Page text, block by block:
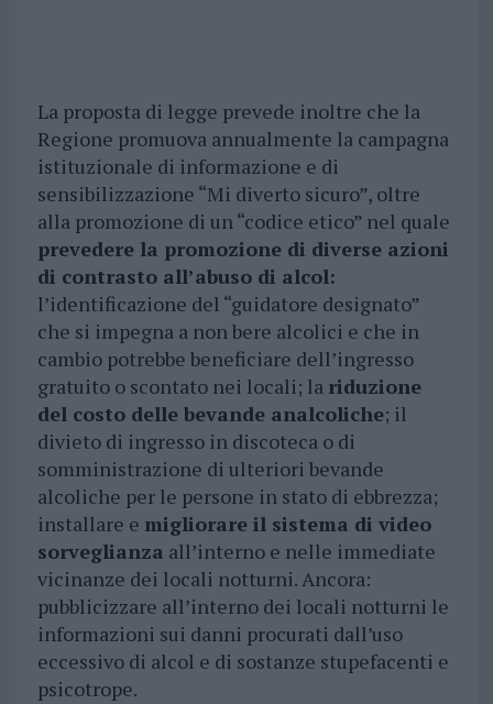
La proposta di legge prevede inoltre che la
Regione promuova annualmente la campagna
istituzionale di informazione e di
sensibilizzazione “Mi diverto sicuro”, oltre
alla promozione di un “codice etico” nel quale
prevedere la promozione di diverse azioni
di contrasto all’abuso di alcol:
l’identificazione del “guidatore designato”
che si impegna a non bere alcolici e che in
cambio potrebbe beneficiare dell’ingresso
gratuito o scontato nei locali; la riduzione
del costo delle bevande analcoliche; il
divieto di ingresso in discoteca o di
somministrazione di ulteriori bevande
alcoliche per le persone in stato di ebbrezza;
installare e migliorare il sistema di video
sorveglianza all’interno e nelle immediate
vicinanze dei locali notturni. Ancora:
pubblicizzare all’interno dei locali notturni le
informazioni sui danni procurati dall’uso
eccessivo di alcol e di sostanze stupefacenti e
psicotrope.